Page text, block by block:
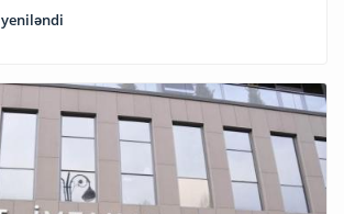
Google PageRank yeniləndi